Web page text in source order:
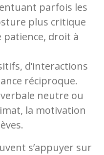
parfois les
plus critique
patience, droit à
d’interactions
réciproque.
neutre ou
la motivation
s’appuyer sur